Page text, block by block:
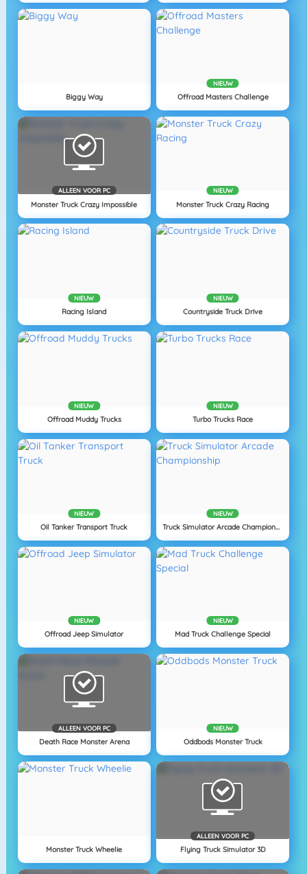
Biggy Way
NIEUW
Offroad Masters Challenge
ALLEEN VOOR PC
Monster Truck Crazy Impossible
NIEUW
Monster Truck Crazy Racing
NIEUW
Racing Island
NIEUW
Countryside Truck Drive
NIEUW
Offroad Muddy Trucks
NIEUW
Turbo Trucks Race
NIEUW
Oil Tanker Transport Truck
NIEUW
Truck Simulator Arcade Championship
NIEUW
Offroad Jeep Simulator
NIEUW
Mad Truck Challenge Special
ALLEEN VOOR PC
Death Race Monster Arena
NIEUW
Oddbods Monster Truck
Monster Truck Wheelie
ALLEEN VOOR PC
Flying Truck Simulator 3D